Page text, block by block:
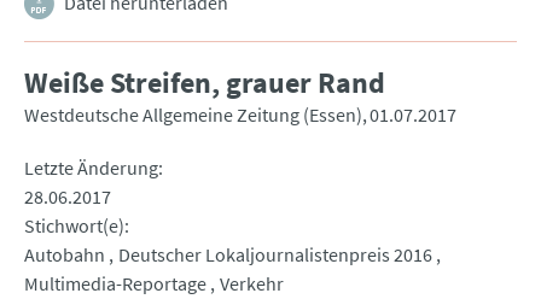
Weiße Streifen, grauer Rand
Westdeutsche Allgemeine Zeitung (Essen) 01.07.2017
Letzte Änderung
28.06.2017
Stichwort(e)
Autobahn
Deutscher Lokaljournalistenpreis 2016
Multimedia-Reportage Verkehr